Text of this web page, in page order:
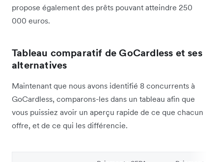
propose également des prêts pouvant atteindre 250
000 euros.
Tableau comparatif de GoCardless et ses
alternatives
Maintenant que nous avons identifié 8 concurrents à
GoCardless, comparons-les dans un tableau afin que
vous puissiez avoir un aperçu rapide de ce que chacun
offre, et de ce qui les différencie.